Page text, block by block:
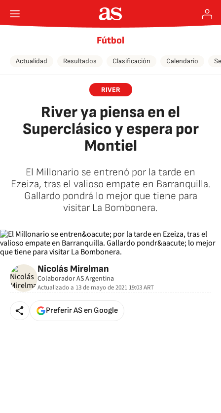
Fútbol
Actualidad Resultados Clasificación Calendario
RIVER
River ya piensa en el
Superclásico y espera por
Montiel
El Millonario se entrenó por la tarde en
Ezeiza, tras el valioso empate en Barranquilla.
Gallardo pondrá lo mejor que tiene para
visitar La Bombonera.
Nicolás Mirelman
Colaborador AS Argentina
Actualizado a 13 de mayo de 2021 19:03ART
Preferir AS en Google